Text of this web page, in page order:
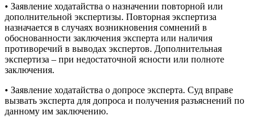
• Заявление ходатайства о назначении повторной или
дополнительной экспертизы. Повторная экспертиза
назначается в случаях возникновения сомнений в
обоснованности заключения эксперта или наличия
противоречий в выводах экспертов. Дополнительная
экспертиза – при недостаточной ясности или полноте
заключения.
• Заявление ходатайства о допросе эксперта. Суд вправе
вызвать эксперта для допроса и получения разъяснений по
данному им заключению.